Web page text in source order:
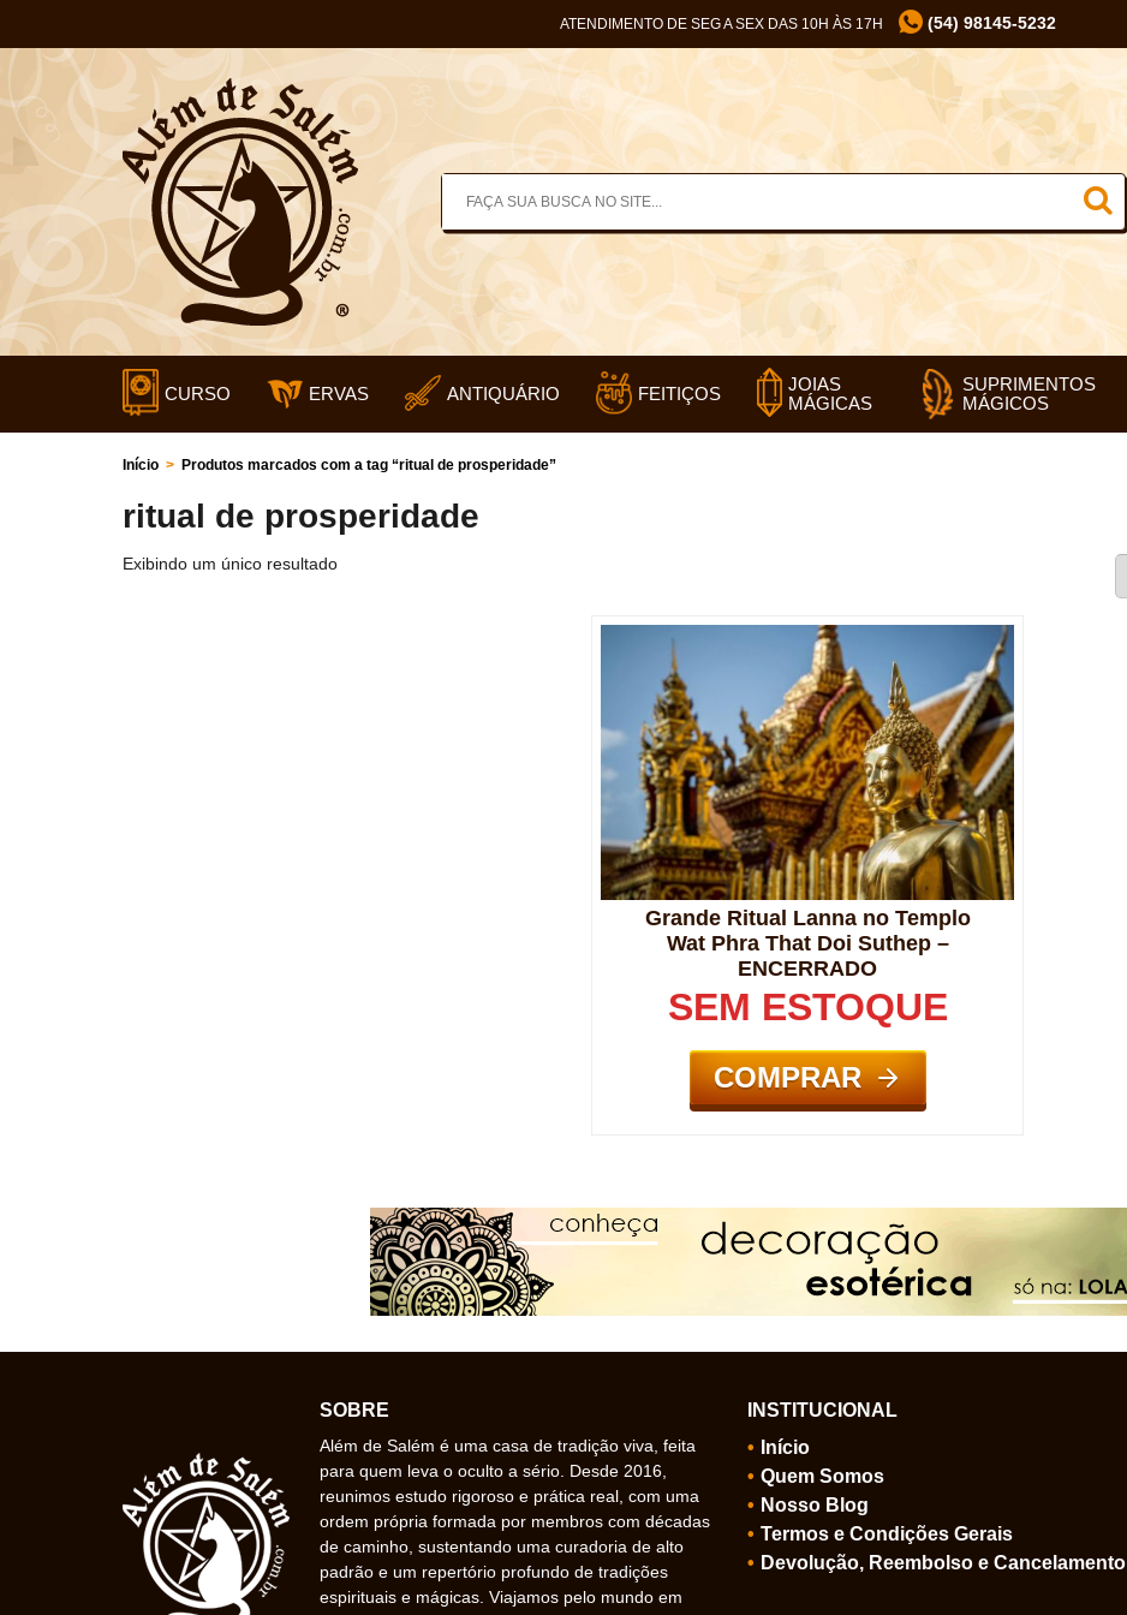
ATENDIMENTO DE SEG A SEX DAS 10H ÀS 17H (54) 98145-5232
CURSO ERVAS ANTIQUÁRIO FEITIÇOS
JOIAS
MÁGICAS
SUPRIMENTOS
MÁGICOS
Início > Produtos marcados com a tag “ritual de prosperidade”
ritual de prosperidade
Exibindo um único resultado
Grande Ritual Lanna no Templo
Wat Phra That Doi Suthep –
ENCERRADO
SEM ESTOQUE
COMPRAR
SOBRE
Além de Salém é uma casa de tradição viva, feita
para quem leva o oculto a sério. Desde 2016,
reunimos estudo rigoroso e prática real, com uma
ordem própria formada por membros com décadas
de caminho, sustentando uma curadoria de alto
padrão e um repertório profundo de tradições
espirituais e mágicas. Viajamos pelo mundo em
INSTITUCIONAL
Início
Quem Somos
Nosso Blog
Termos e Condições Gerais
Devolução, Reembolso e Cancelamento